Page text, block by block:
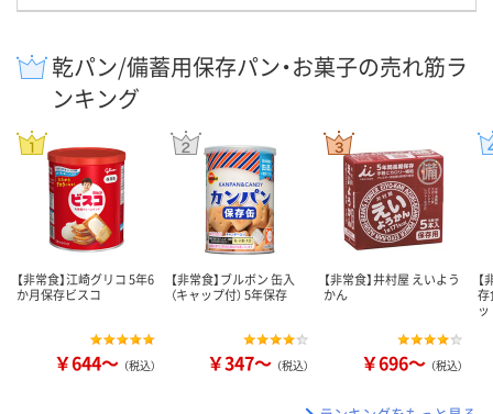
乾パン/備蓄用保存パン・お菓子の売れ筋ラ
ンキング
【非常食】江崎グリコ 5年6
か月保存ビスコ
￥644～ （税込）
【非常食】ブルボン 缶入
（キャップ付） 5年保存
￥347～ （税込）
【非常食】井村屋 えいよう
かん
￥696～ （税込）
存